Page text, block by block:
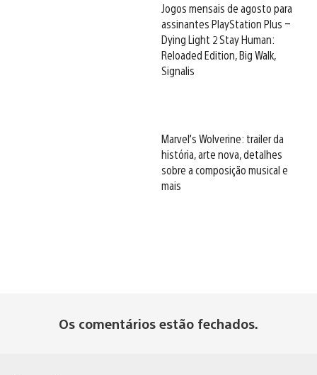
Jogos mensais de agosto para
assinantes PlayStation Plus –
Dying Light 2 Stay Human:
Reloaded Edition, Big Walk,
Signalis
Marvel’s Wolverine: trailer da
história, arte nova, detalhes
sobre a composição musical e
mais
Os comentários estão fechados.